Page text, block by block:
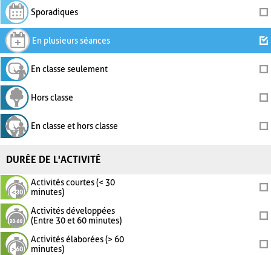
Sporadiques
En plusieurs séances
En classe seulement
Hors classe
En classe et hors classe
DURÉE DE L'ACTIVITÉ
Activités courtes (< 30
minutes)
Activités développées
(Entre 30 et 60 minutes)
Activités élaborées (> 60
minutes)